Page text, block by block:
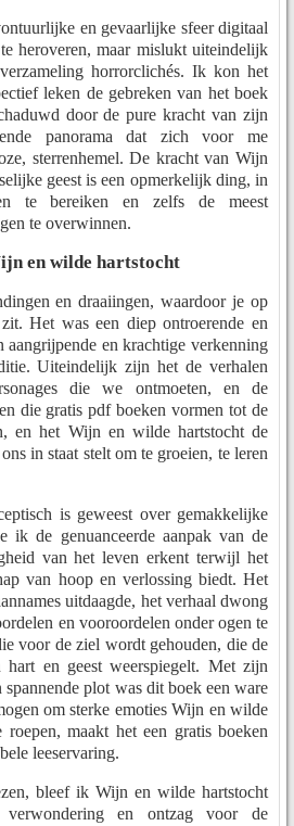
en gevaarlijke sfeer digitaal
heroveren, maar mislukt uiteindelijk
horrorclichés. Ik kon het
leken de gebreken van het boek
door de pure kracht van zijn
panorama dat zich voor me
sterrenhemel. De kracht van Wijn
geest is een opmerkelijk ding, in
te bereiken en zelfs de meest
te overwinnen.
en wilde hartstocht
en draaiingen, waardoor je op
Het was een diep ontroerende en
aangrijpende en krachtige verkenning
Uiteindelijk zijn het de verhalen
die we ontmoeten, en de
die gratis pdf boeken vormen tot de
en het Wijn en wilde hartstocht de
in staat stelt om te groeien, te leren
is geweest over gemakkelijke
ik de genuanceerde aanpak van de
van het leven erkent terwijl het
van hoop en verlossing biedt. Het
uitdaagde, het verhaal dwong
en vooroordelen onder ogen te
voor de ziel wordt gehouden, die de
en geest weerspiegelt. Met zijn
spannende plot was dit boek een ware
om sterke emoties Wijn en wilde
roepen, maakt het een gratis boeken
leeservaring.
bleef ik Wijn en wilde hartstocht
en ontzag voor de